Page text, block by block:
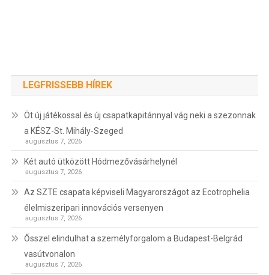
LEGFRISSEBB HÍREK
Öt új játékossal és új csapatkapitánnyal vág neki a szezonnak
a KÉSZ-St. Mihály-Szeged
augusztus 7, 2026
Két autó ütközött Hódmezővásárhelynél
augusztus 7, 2026
Az SZTE csapata képviseli Magyarországot az Ecotrophelia
élelmiszeripari innovációs versenyen
augusztus 7, 2026
Ősszel elindulhat a személyforgalom a Budapest-Belgrád
vasútvonalon
augusztus 7, 2026